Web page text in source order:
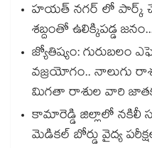
హయత్ నగర్ లో పార్క్
శబ్దంతో ఉలిక్కిపడ్డ
జ్యోతిష్యం: గురుబలం
వజ్రయోగం.. నాలుగు
మిగతా రాశుల వారి
కామారెడ్డి జిల్లాలో నకిలీ
మెడికల్ బోర్డు వైద్య